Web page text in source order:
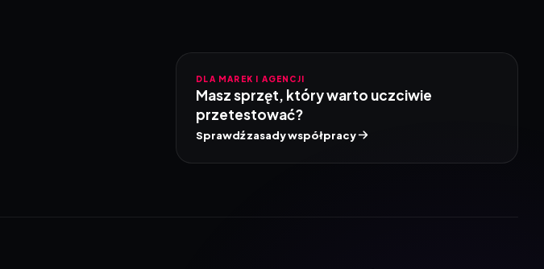
DLA MAREK I AGENCJI
Masz sprzęt, który warto uczciwie
przetestować?
Sprawdź zasady współpracy